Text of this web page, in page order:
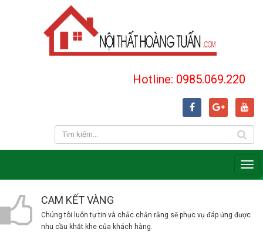
Hotline: 0985.069.220
CAM KẾT VÀNG
Chúng tôi luôn tự tin và chắc chắn rằng sẽ phục vụ đáp ứng được
nhu cầu khắt khe của khách hàng.